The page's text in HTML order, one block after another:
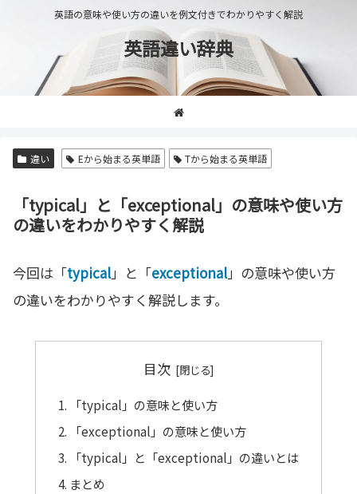
英語の意味や使い方の違いを例文付きでわかりやすく解説
英語違い辞典
違い Eから始まる英単語 Tから始まる英単語
「typical」と「exceptional」の意味や使い方
の違いをわかりやすく解説
今回は「typical」と「exceptional」の意味や使い方
の違いをわかりやすく解説します。
目次
「typical」の意味と使い方
「exceptional」の意味と使い方
「typical」と「exceptional」の違いとは
まとめ